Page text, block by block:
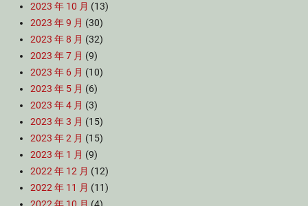
2023 年 10 月 (13)
2023 年 9 月 (30)
2023 年 8 月 (32)
2023 年 7 月 (9)
2023 年 6 月 (10)
2023 年 5 月 (6)
2023 年 4 月 (3)
2023 年 3 月 (15)
2023 年 2 月 (15)
2023 年 1 月 (9)
2022 年 12 月 (12)
2022 年 11 月 (11)